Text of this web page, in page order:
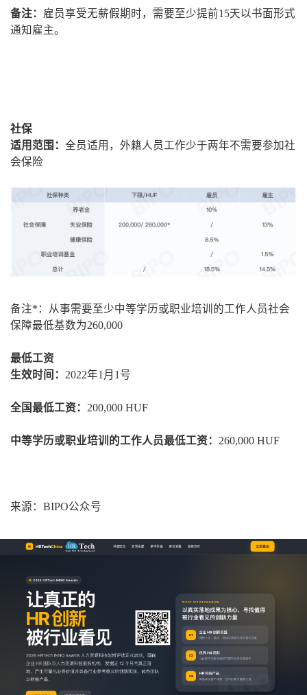
备注： 雇员享受无薪假期时，需要至少提前15天以书面形式
通知雇主。
社保
适用范围： 全员适用，外籍人员工作少于两年不需要参加社
会保险
备注*：从事需要至少中等学历或职业培训的工作人员社会
保障最低基数为260,000
最低工资
生效时间： 2022年1月1号
全国最低工资： 200,000 HUF
中等学历或职业培训的工作人员最低工资： 260,000 HUF
来源：BIPO公众号